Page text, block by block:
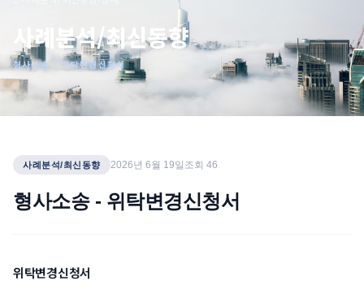
오시는 길
통합검색
기업 인사이트
사례분석/최신동향
법률지식인
업무분야
전체
각 전문 변호사
언론보도
사례분석/최신동향
형사소송 - 위탁변경신청서
사례분석/최신동향 2026년 6월 19일 조회 46
형사소송 - 위탁변경신청서
위탁변경신청서